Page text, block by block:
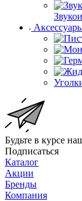
Будьте в курсе
Подписаться
Каталог
Акции
Бренды
Компания